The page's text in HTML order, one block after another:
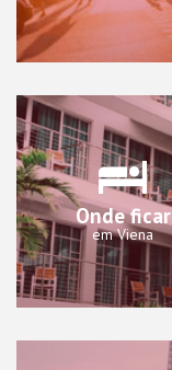
Onde ficar
em Viena